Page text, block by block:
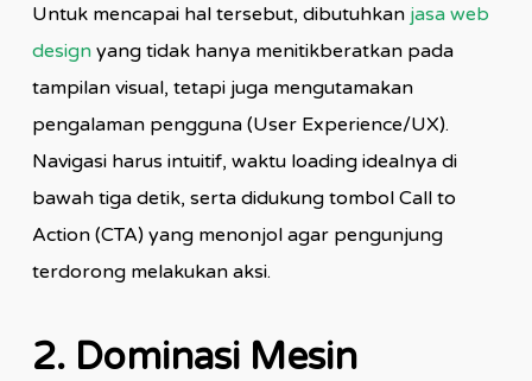
Untuk mencapai hal tersebut, dibutuhkan jasa web
designyang tidak hanya menitikberatkan pada
tampilan visual, tetapi juga mengutamakan
pengalaman pengguna (User Experience/UX).
Navigasi harus intuitif, waktu loading idealnya di
bawah tiga detik, serta didukung tombol Call to
Action (CTA) yang menonjol agar pengunjung
terdorong melakukan aksi.
2. Dominasi Mesin